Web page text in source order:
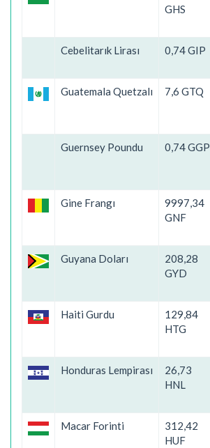
GHS
Cebelitarık Lirası 0,74 GIP
Guatemala Quetzalı 7,6 GTQ
Guernsey Poundu 0,74 GGP
Gine Frangı
9997,34
GNF
Guyana Doları
208,28
GYD
Haiti Gurdu
129,84
HTG
Honduras Lempirası
26,73
HNL
Macar Forinti
312,42
HUF